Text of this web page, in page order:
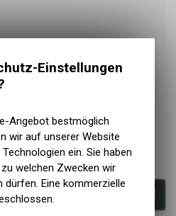
2025
den Warenkorb
Einstellungen
Angebot bestmöglich
wir auf unserer Website
ein. Sie haben
welchen Zwecken wir
dürfen. Eine kommerzielle